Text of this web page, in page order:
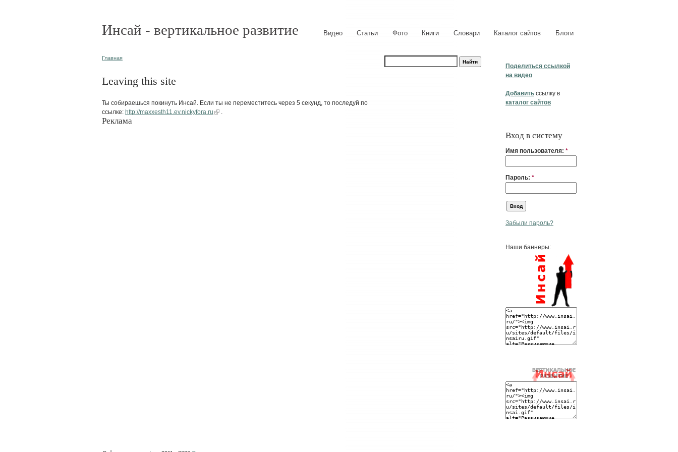
Инсай - вертикальное развитие Видео Статьи Фото Книги Словари Каталог сайтов Блоги
Поделиться ссылкой
на видео
Добавить ссылку в
каталог сайтов
Вход в систему
Имя пользователя: *
Пароль: *
Забыли пароль?
Наши баннеры:
Главная
Leaving this site
Ты собираешься покинуть Инсай. Если ты не переместитесь через 5 секунд, то последуй по
ссылке: http://maxxesth11.ev.nickyfora.ru
Реклама